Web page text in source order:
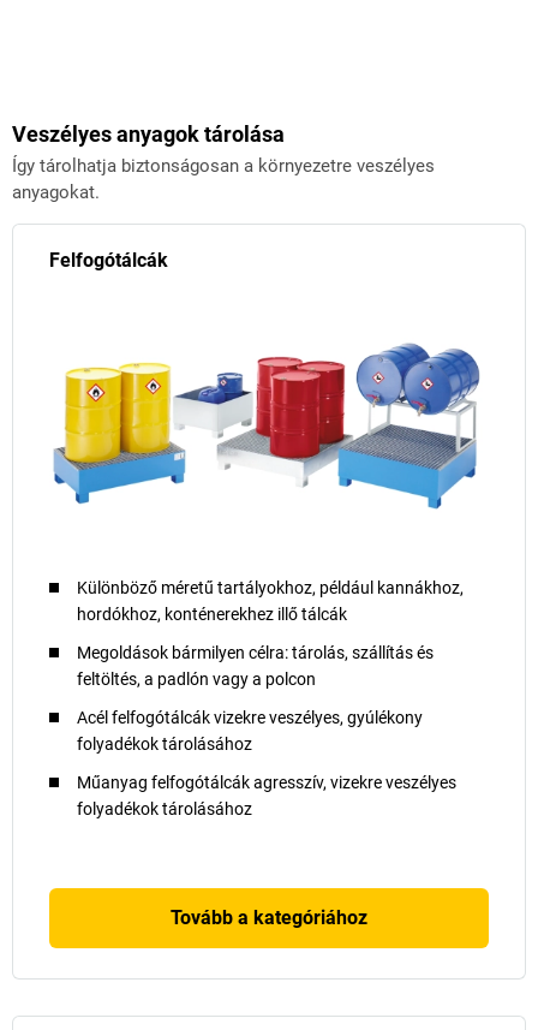
Veszélyes anyagok tárolása
Így tárolhatja biztonságosan a környezetre veszélyes
anyagokat.
Felfogótálcák
Különböző méretű tartályokhoz, például kannákhoz,
hordókhoz, konténerekhez illő tálcák
Megoldások bármilyen célra: tárolás, szállítás és
feltöltés, a padlón vagy a polcon
Acél felfogótálcák vizekre veszélyes, gyúlékony
folyadékok tárolásához
Műanyag felfogótálcák agresszív, vizekre veszélyes
folyadékok tárolásához
Tovább a kategóriához